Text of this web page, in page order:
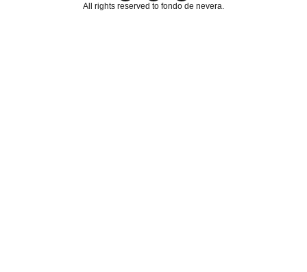
All rights reserved to fondo de nevera.